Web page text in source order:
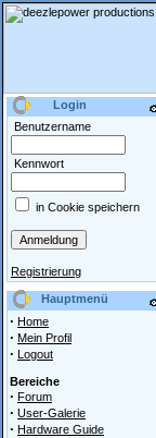
Login
Benutzername
Kennwort
in Cookie speichern
Registrierung
Hauptmenü
· Home
· Mein Profil
· Logout
Bereiche
· Forum
· User-Galerie
· Hardware Guide